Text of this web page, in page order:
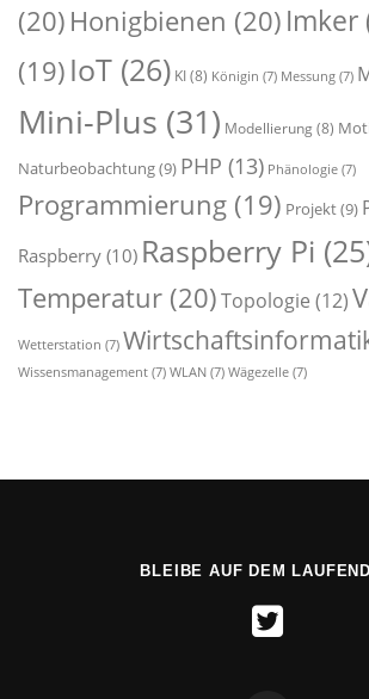
(20)Honigbienen (20)Imker
(19) IoT (26) KI(8) Königin (7) Messung (7)
Mini-Plus (31) Modellierung(8)
Naturbeobachtung(9) PHP (13) Phänologie (7)
Programmierung (19) Projekt(9)
Raspberry (10) Raspberry Pi
Temperatur (20)Topologie (12)
Wetterstation (7)
Wissensmanagement (7) WLAN (7) Wägezelle (7)
BLEIBE AUF DEM